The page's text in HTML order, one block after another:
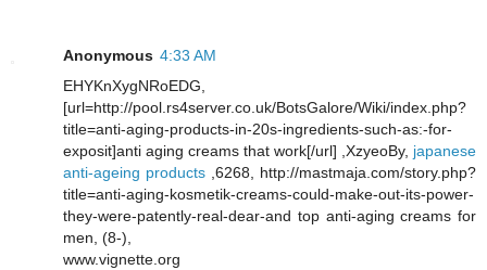
Anonymous 4:33 AM
EHYKnXygNRoEDG,
[url=http://pool.rs4server.co.uk/BotsGalore/Wiki/index.php?
title=anti-aging-products-in-20s-ingredients-such-as:-for-
exposit]anti aging creams that work[/url] ,XzyeoBy, japanese
anti-ageing products ,6268, http://mastmaja.com/story.php?
title=anti-aging-kosmetik-creams-could-make-out-its-power-
they-were-patently-real-dear-and top anti-aging creams for
men, (8-),
www.vignette.org